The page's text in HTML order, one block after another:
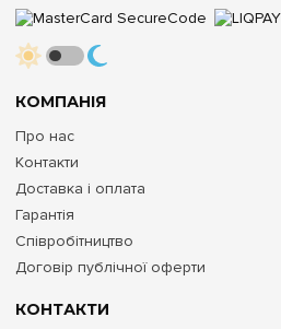
КОНТАКТИ
КОМПАНІЯ
Про нас
Контакти
Доставка і оплата
Гарантія
Співробітництво
Договір публічної оферти